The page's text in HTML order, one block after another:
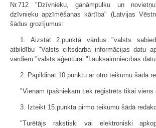
Nr.712 "Dzīvnieku, ganāmpulku un
dzīvnieku apzīmēšanas kārtība" (Latvijas
šādus grozījumus:
1. Aizstāt 2.punktā vārdus "valsts
atbildību "Valsts ciltsdarba informācijas datu
vārdiem "valsts aģentūrai "Lauksaimniecības datu
2. Papildināt 10.punktu ar otro teikumu šādā
"Vienam īpašniekam tiek reģistrēts tikai viens
3. Izteikt 15.punkta pirmo teikumu šādā
"Turētājs rakstiski vai elektroniski